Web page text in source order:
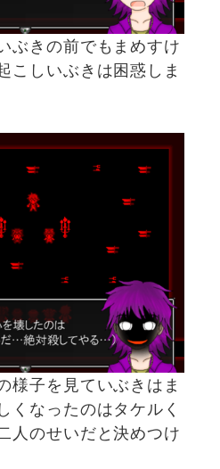
ぶきの前でもまめすけ
こしいぶきは困惑しま
様子を見ていぶきはま
くなったのはタケルく
人のせいだと決めつけ